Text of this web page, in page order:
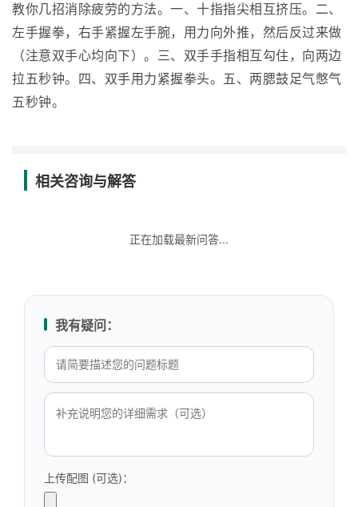
教你几招消除疲劳的方法。一、十指指尖相互挤压。二、
左手握拳，右手紧握左手腕，用力向外推，然后反过来做
（注意双手心均向下）。三、双手手指相互勾住，向两边
拉五秒钟。四、双手用力紧握拳头。五、两腮鼓足气憋气
五秒钟。
相关咨询与解答
正在加载最新问答...
我有疑问：
上传配图 (可选)：